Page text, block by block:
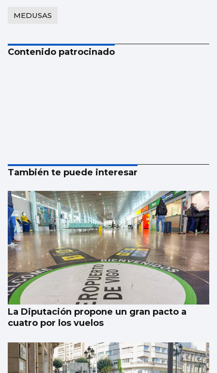
MEDUSAS
Contenido patrocinado
También te puede interesar
La Diputación propone un gran pacto a
cuatro por los vuelos